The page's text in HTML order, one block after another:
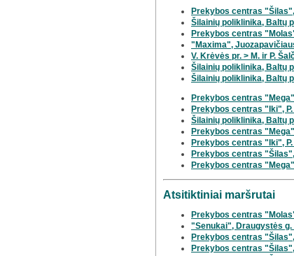
Prekybos centras
Šilainių poliklinika, Baltų
Prekybos centras
"Maxima",
V. Krėvės pr. > M. ir P.
Šilainių poliklinika, Baltų
Šilainių poliklinika, Baltų
Prekybos centras
Prekybos centras "Iki", P.
Šilainių poliklinika, Baltų
Prekybos centras
Prekybos centras "Iki",
Prekybos centras
Prekybos centras
Atsitiktiniai maršrutai
Prekybos centras
"Senukai", Draugystės g.
Prekybos centras
Prekybos centras